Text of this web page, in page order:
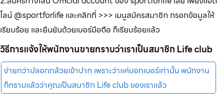
ไลน์ @sportforlife และคลิกที่ >>> เมนูสมัครสมาชิก กรอกข้อมูลให้
เรียบร้อย และยืนยันด้วยเบอร์มือถือ ก็เรียบร้อยแล้ว
วิธีการแจ้งให้พนักงานขายทราบว่าเราเป็นสมาชิก Life club
ง่ายกว่าปลอกกล้วยเข้าปาก เพราะว่าแค่บอกเบอร์เท่านั้น พนักงาน
ก็ทราบแล้วว่าคุณเป็นสมาชิก Life club ของเราแล้ว